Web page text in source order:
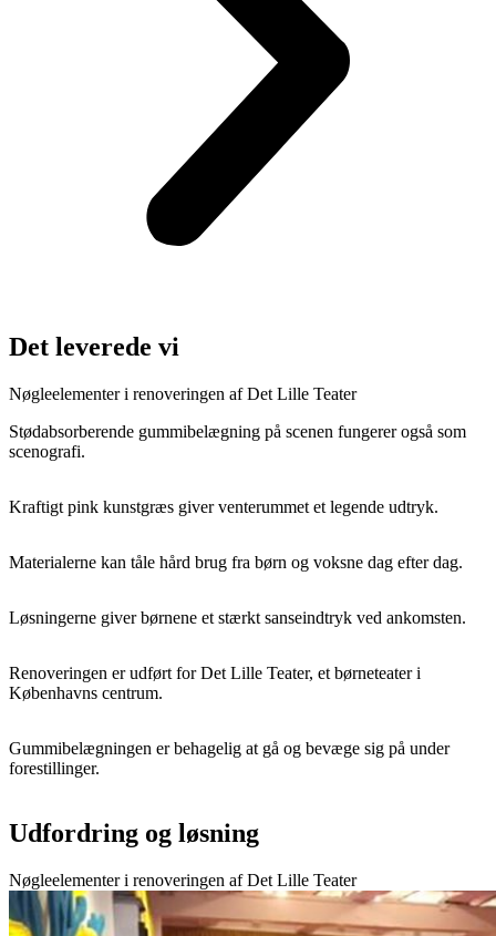
Det leverede vi
Nøgleelementer i renoveringen af Det Lille Teater
Stødabsorberende gummibelægning på scenen fungerer også som
scenografi.
Kraftigt pink kunstgræs giver venterummet et legende udtryk.
Materialerne kan tåle hård brug fra børn og voksne dag efter dag.
Løsningerne giver børnene et stærkt sanseindtryk ved ankomsten.
Renoveringen er udført for Det Lille Teater, et børneteater i
Københavns centrum.
Gummibelægningen er behagelig at gå og bevæge sig på under
forestillinger.
Udfordring og løsning
Nøgleelementer i renoveringen af Det Lille Teater